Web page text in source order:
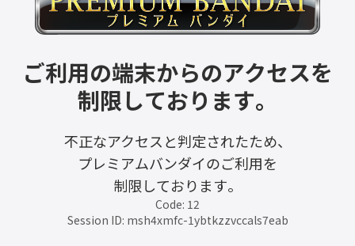
ご利用の端末からのアクセスを
制限しております。
不正なアクセスと判定されたため、
プレミアムバンダイのご利用を
制限しております。
Code: 12
Session ID: msh4xmfc-1ybtkzzvccals7eab